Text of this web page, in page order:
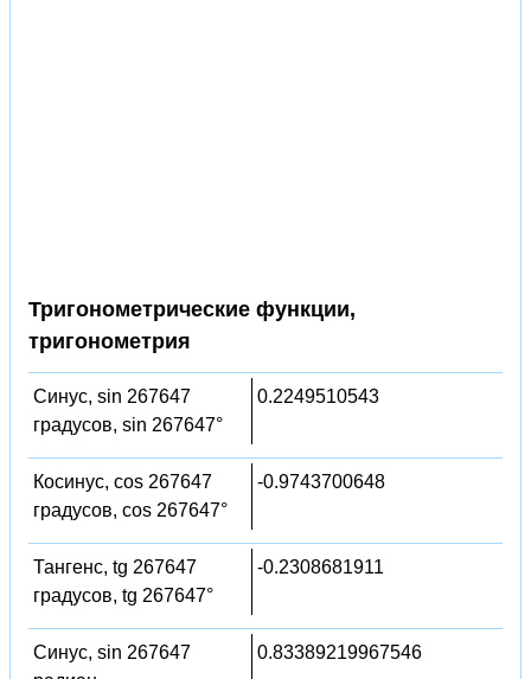
Тригонометрические функции,
тригонометрия
Синус, sin 267647
градусов, sin 267647°
0.2249510543
Косинус, cos 267647
градусов, cos 267647°
-0.9743700648
Тангенс, tg 267647
градусов, tg 267647°
-0.2308681911
Синус, sin 267647
0.83389219967546